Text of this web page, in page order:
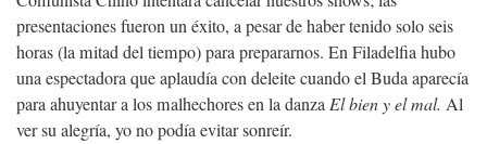
presentaciones fueron un éxito, a pesar de haber tenido solo seis
horas (la mitad del tiempo) para prepararnos. En Filadelfia hubo
una espectadora que aplaudía con deleite cuando el Buda aparecía
para ahuyentar a los malhechores en la danzaEl bien y el mal. Al
ver su alegría, yo no podía evitar sonreír.